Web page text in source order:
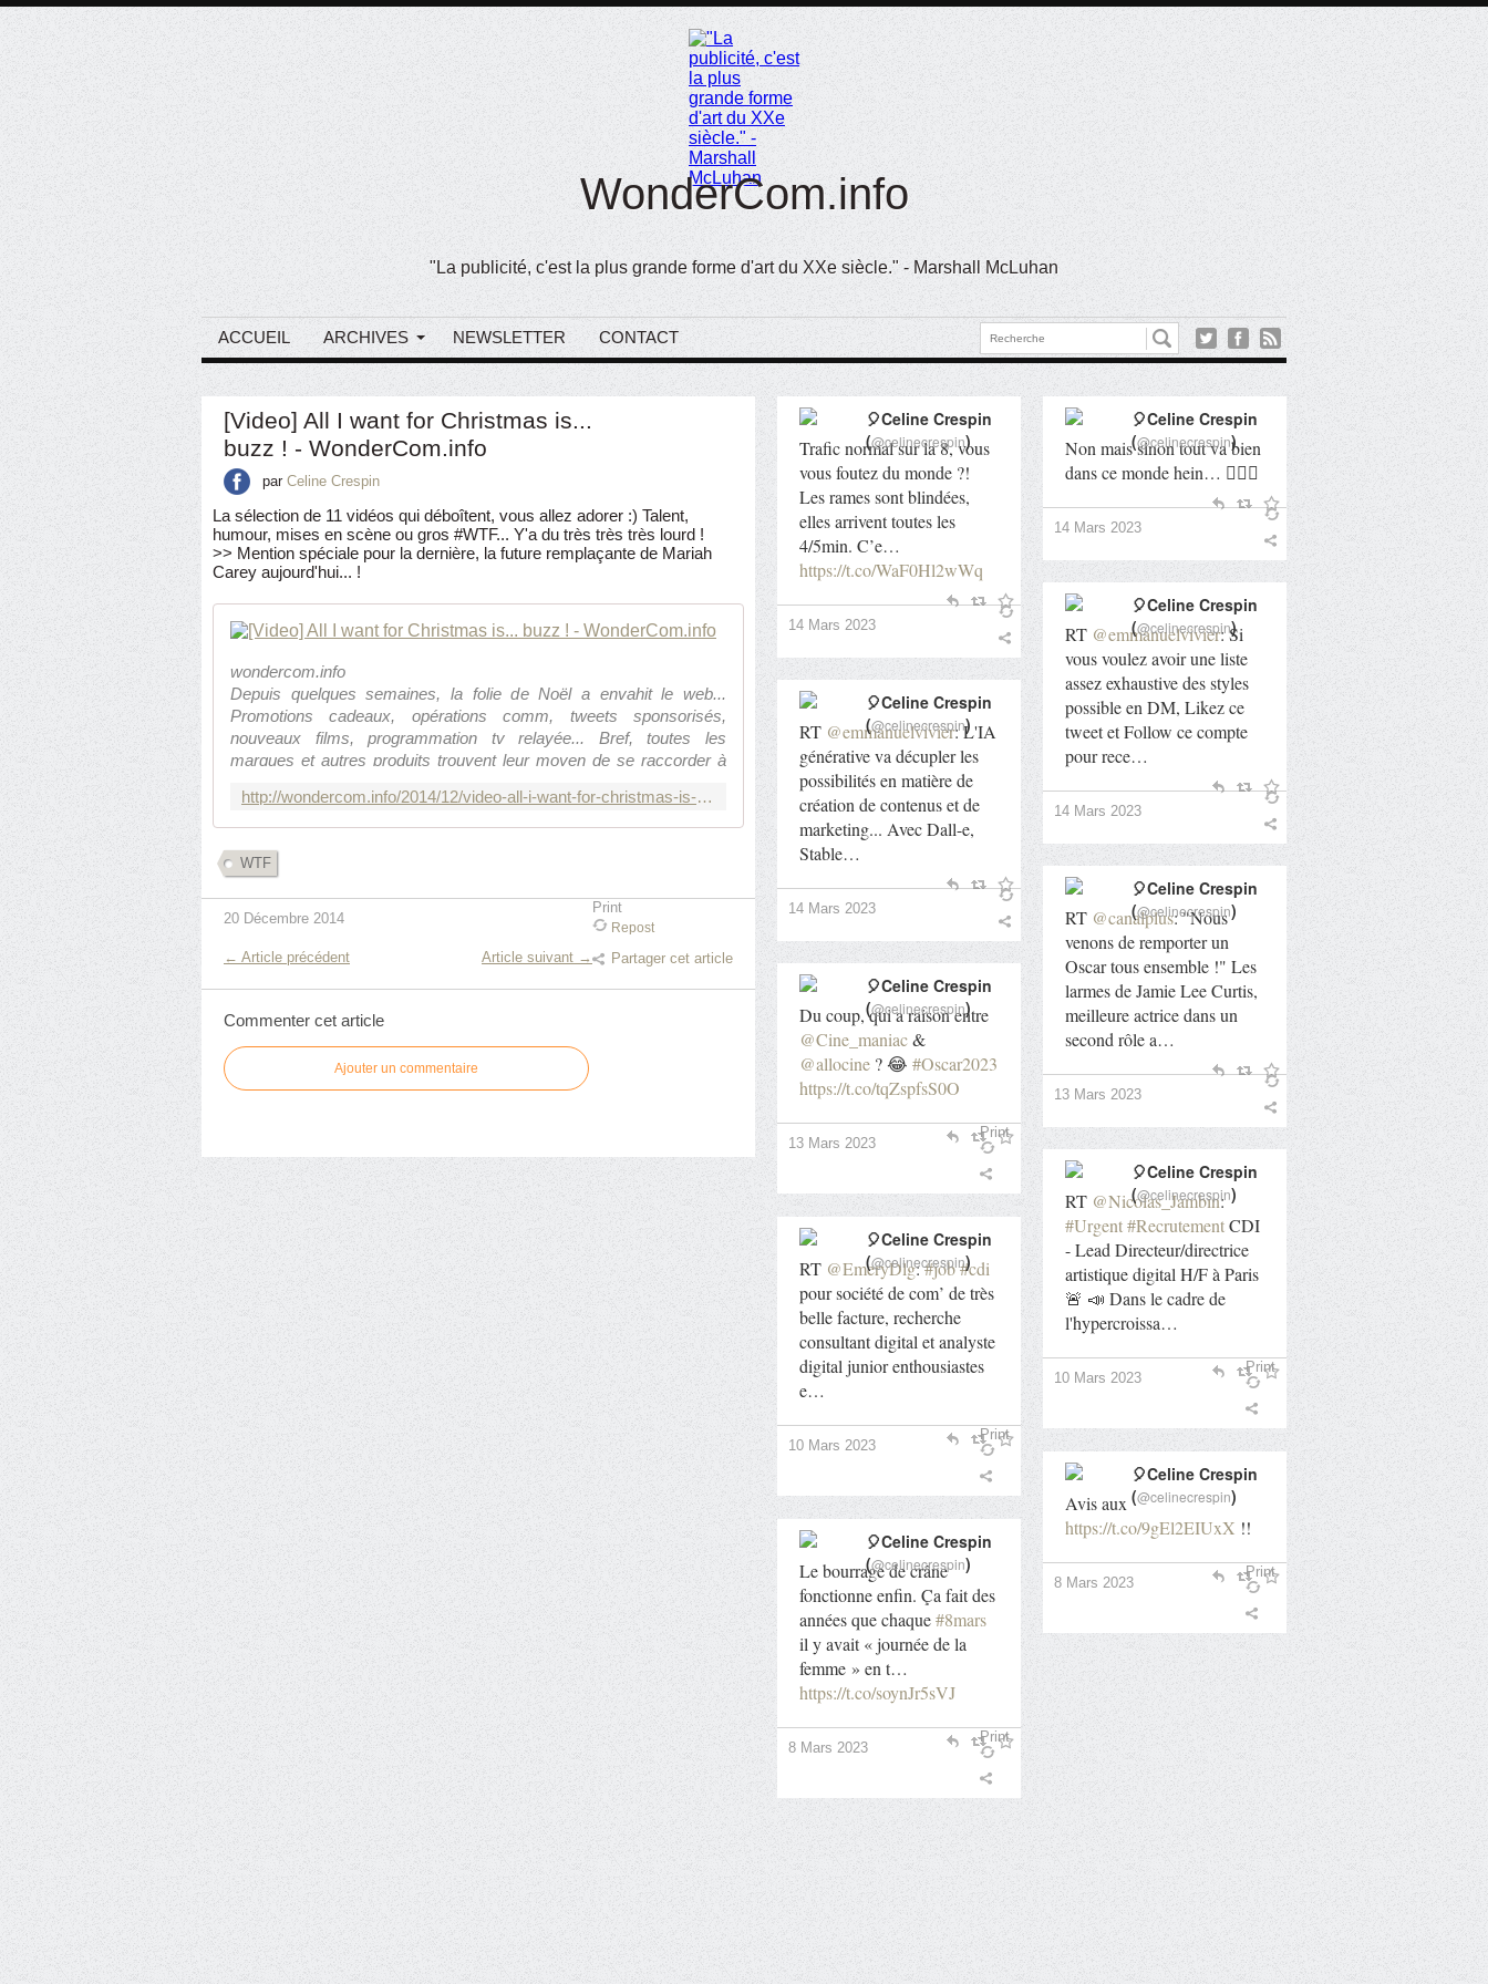
WonderCom.info
"La publicité, c'est la plus grande forme d'art du XXe siècle." - Marshall McLuhan
ACCUEIL ARCHIVES NEWSLETTER CONTACT
[Video] All I want for Christmas is...
buzz ! - WonderCom.info
par Celine Crespin
La sélection de 11 vidéos qui déboîtent, vous allez adorer :) Talent,
humour, mises en scène ou gros #WTF... Y'a du très très très lourd !
>> Mention spéciale pour la dernière, la future remplaçante de Mariah
Carey aujourd'hui... !
[Video] All I want for Christmas is... buzz ! - WonderCom.info
wondercom.info
Depuis quelques semaines, la folie de Noël a envahit le web...
Promotions cadeaux, opérations comm, tweets sponsorisés,
nouveaux films, programmation tv relayée... Bref, toutes les
marques et autres produits trouvent leur moyen de se raccorder à
http://wondercom.info/2014/12/video-all-i-want-for-christmas-is-buzz.html
WTF
20 Décembre 2014
Print
Repost
Partager cet article
← Article précédent Article suivant →
Commenter cet article
Ajouter un commentaire
Trafic normal sur la 8, vous
vous foutez du monde ?!
Les rames sont blindées,
elles arrivent toutes les
4/5min. C’e…
https://t.co/WaF0Hl2wWq
🎈Celine Crespin
(@celinecrespin)
14 Mars 2023
Non mais sinon tout va bien
dans ce monde hein… 🤦🏻‍♀️
🎈Celine Crespin
(@celinecrespin)
14 Mars 2023
RT @emmanuelvivier: Si
vous voulez avoir une liste
assez exhaustive des styles
possible en DM, Likez ce
tweet et Follow ce compte
pour rece…
🎈Celine Crespin
(@celinecrespin)
14 Mars 2023
RT @emmanuelvivier: L'IA
générative va décupler les
possibilités en matière de
création de contenus et de
marketing... Avec Dall-e,
Stable…
🎈Celine Crespin
(@celinecrespin)
14 Mars 2023 RT @canalplus: "Nous
venons de remporter un
Oscar tous ensemble !" Les
larmes de Jamie Lee Curtis,
meilleure actrice dans un
second rôle a…
🎈Celine Crespin
(@celinecrespin)
13 Mars 2023
Du coup, qui a raison entre
@Cine_maniac&
@allocine ? 😂 #Oscar2023
https://t.co/tqZspfsS0O
🎈Celine Crespin
(@celinecrespin)
13 Mars 2023
Print
RT @Nicolas_Jambin:
#Urgent#RecrutementCDI
- Lead Directeur/directrice
artistique digital H/F à Paris
🚨 📣 Dans le cadre de
l'hypercroissa…
🎈Celine Crespin
(@celinecrespin)
10 Mars 2023
Print
RT @EmeryDlg:#job#cdi
pour société de com’ de très
belle facture, recherche
consultant digital et analyste
digital junior enthousiastes
e…
🎈Celine Crespin
(@celinecrespin)
10 Mars 2023
Print
Avis aux
https://t.co/9gEl2EIUxX !!
🎈Celine Crespin
(@celinecrespin)
8 Mars 2023
Print
Le bourrage de crâne
fonctionne enfin. Ça fait des
années que chaque#8mars
il y avait « journée de la
femme » en t…
https://t.co/soynJr5sVJ
🎈Celine Crespin
(@celinecrespin)
8 Mars 2023
Print